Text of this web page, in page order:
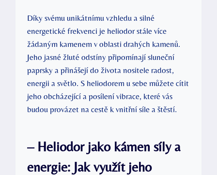
Díky svému unikátnímu vzhledu a silné
energetické frekvenci je heliodor stále více
žádaným kamenem v oblasti drahých kamenů.
Jeho jasné žluté odstíny připomínají sluneční
paprsky a přinášejí do života nositele radost,
energii a světlo. S heliodorem u sebe můžete cítit
jeho obcházející a posílení vibrace, které vás
budou provázet na cestě k vnitřní síle a štěstí.
– Heliodor jako kámen síly a
energie: Jak využít jeho